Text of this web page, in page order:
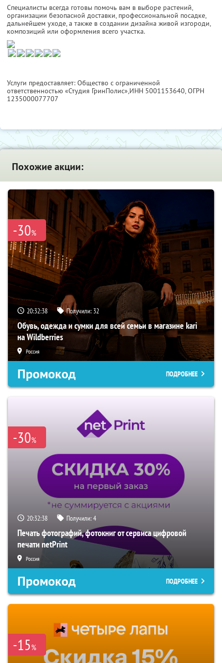
Специалисты всегда готовы помочь вам в выборе растений,
организации безопасной доставки, профессиональной посадке,
дальнейшем уходе, а также в создании дизайна живой изгороди,
композиций или оформления всего участка.
Услуги предоставляет: Общество с ограниченной
ответственностью «Студия ГринПолис»,ИНН 5001153640, ОГРН
1235000077707
Похожие акции:
-30%
20:32:37 Получили: 32
Обувь, одежда и сумки для всей семьи в магазине kari
на Wildberries
Россия
Промокод ПОДРОБНЕЕ
-30%
20:32:37 Получили:4
Печать фотографий, фотокниг от сервиса цифровой
печати netPrint
Россия
Промокод ПОДРОБНЕЕ
-15%